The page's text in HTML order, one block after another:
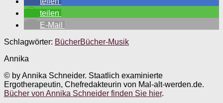
teilen
E-Mail
Schlagwörter: BücherBücher-Musik
Annika
© by Annika Schneider. Staatlich examinierte
Ergotherapeutin, Chefredakteurin von Mal-alt-werden.de.
Bücher von Annika Schneider finden Sie hier.